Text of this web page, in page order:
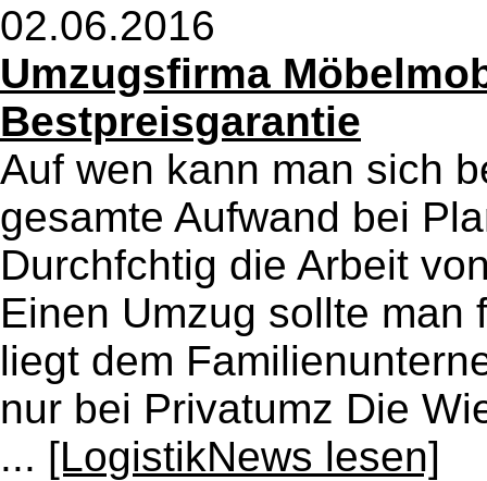
02.06.2016
Umzugsfirma
Bestpreisgarantie
Auf wen kann man sich
gesamte Aufwand bei
Durchfchtig die Arbeit
Einen Umzug sollte man
liegt dem
nur bei Privatumz Die
... [LogistikNews lesen]